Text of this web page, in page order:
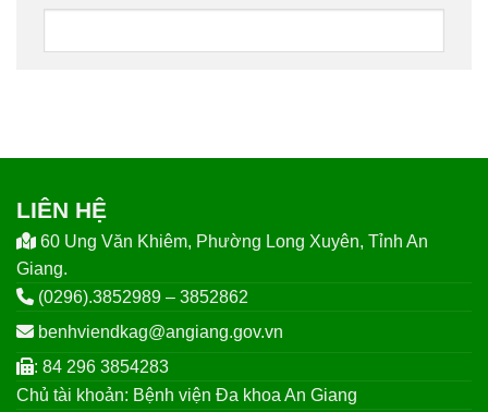
LIÊN HỆ
60 Ung Văn Khiêm, Phường Long Xuyên, Tỉnh An
Giang.
(0296).3852989 – 3852862
benhviendkag@angiang.gov.vn
: 84 296 3854283
Chủ tài khoản: Bệnh viện Đa khoa An Giang